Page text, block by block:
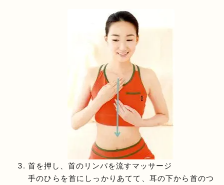
首を押し、首のリンパを流すマッサージ
手のひらを首にしっかりあてて、耳の下から首のつ